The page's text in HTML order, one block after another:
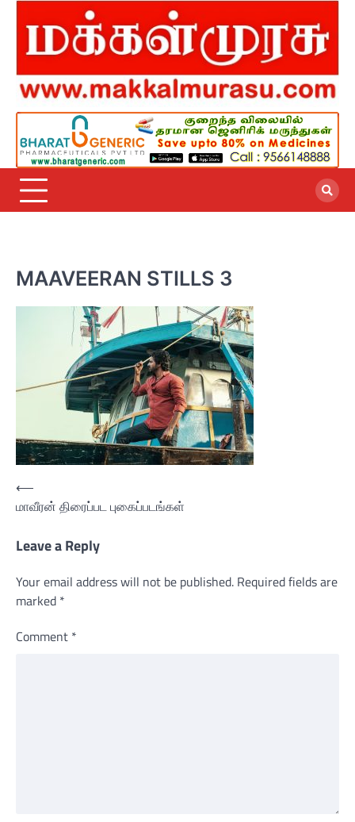
Skip
content
MAAVEERAN STILLS 3
Post
navigation
⟵
மாவீரன் திரைப்பட புகைப்படங்கள்
Leave a Reply
Your email address will not be published. Required fields are
marked *
Comment *